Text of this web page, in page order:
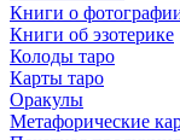
Книги о
Книги об эзотерике
Колоды таро
Карты таро
Оракулы
Метафорические